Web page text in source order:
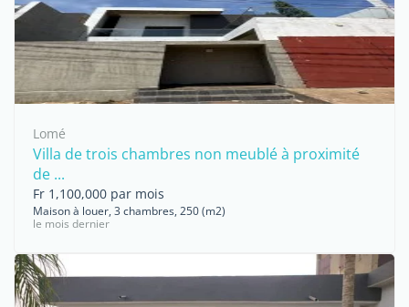
Lomé
Villa de trois chambres non meublé à proximité
de ...
Fr 1,100,000 par mois
Maison à louer, 3 chambres, 250 (m2)
le mois dernier